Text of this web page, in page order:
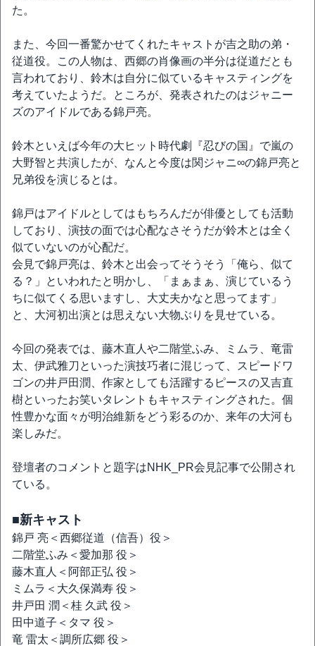
た。
また、今回一番驚かせてくれたキャストが吉之助の弟・
従道役。この人物は、西郷の肖像画の半分は従道だとも
言われており、鈴木は自分に似ているキャスティングを
考えていたようだ。ところが、発表されたのはジャニー
ズのアイドルである錦戸亮。
鈴木といえば今年の大ヒット時代劇『忍びの国』で嵐の
大野智と共演したが、なんと今度は関ジャニ∞の錦戸亮と
兄弟役を演じるとは。
錦戸はアイドルとしてはもちろんだが俳優としても活動
しており、演技の面では心配なさそうだが鈴木とは全く
似ていないのが心配だ。
会見で錦戸亮は、鈴木と出会ってそうそう「俺ら、似て
る？」といわれたと明かし、「まぁまぁ、演じているう
ちに似てくる思いますし、大丈夫かなと思ってます」
と、大河初出演とは思えない大物ぶりを見せている。
今回の発表では、藤木直人や二階堂ふみ、ミムラ、竜雷
太、伊武雅刀といった演技巧者に混じって、スピードワ
ゴンの井戸田潤、作家としても活躍するピースの又吉直
樹といったお笑いタレントもキャスティングされた。個
性豊かな面々が明治維新をどう彩るのか、来年の大河も
楽しみだ。
登壇者のコメントと題字はNHK_PR会見記事で公開され
ている。
■新キャスト
錦戸 亮＜西郷従道（信吾）役＞
二階堂ふみ＜愛加那 役＞
藤木直人＜阿部正弘 役＞
ミムラ＜大久保満寿 役＞
井戸田 潤＜桂 久武 役＞
田中道子＜タマ 役＞
竜 雷太＜調所広郷 役＞